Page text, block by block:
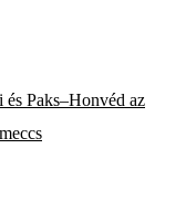
Paks–Honvéd az